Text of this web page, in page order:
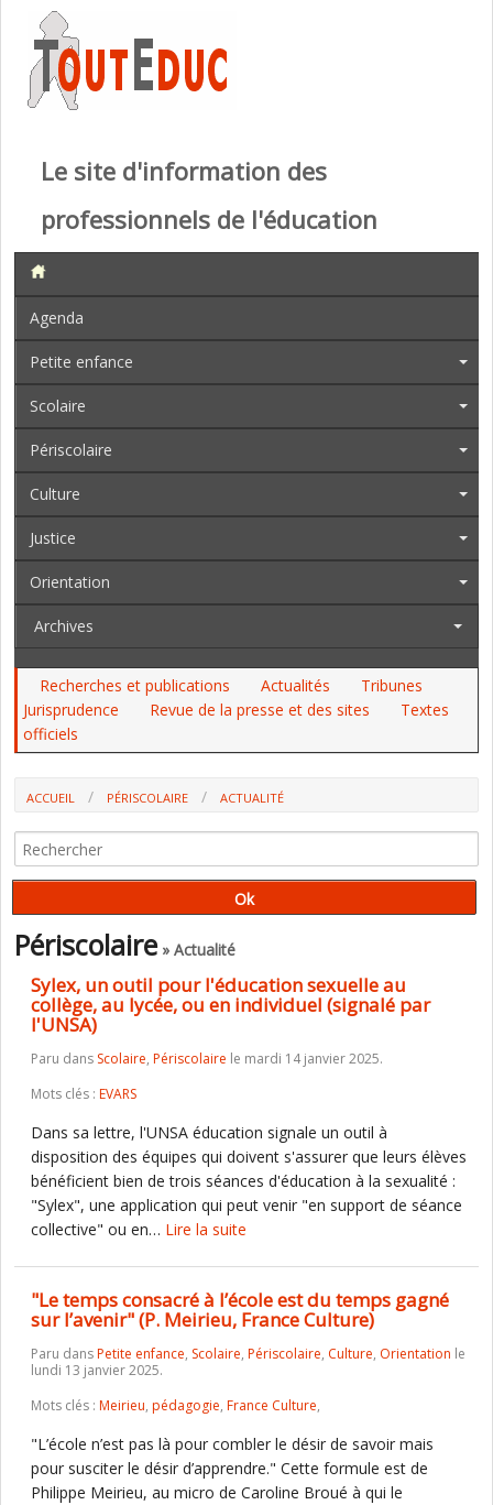
Le site d'information des
professionnels de l'éducation
Agenda
Petite enfance
Scolaire
Périscolaire
Culture
Justice
Orientation
Archives
Recherches et publications Actualités
Tribunes
Jurisprudence
Revue de la presse et des sites
Textes
officiels
ACCUEIL PÉRISCOLAIRE ACTUALITÉ
Périscolaire» Actualité
Sylex, un outil pour l'éducation sexuelle au
collège, au lycée, ou en individuel (signalé par
l'UNSA)
Paru dans Scolaire, Périscolaire le mardi 14 janvier 2025.
Mots clés : EVARS
Dans sa lettre, l'UNSA éducation signale un outil à
disposition des équipes qui doivent s'assurer que leurs élèves
bénéficient bien de trois séances d'éducation à la sexualité :
"Sylex", une application qui peut venir "en support de séance
collective" ou en… Lire la suite
"Le temps consacré à l’école est du temps gagné
sur l’avenir" (P. Meirieu, France Culture)
Paru dansPetite enfance, Scolaire, Périscolaire, Culture, Orientation le
lundi 13 janvier 2025.
Mots clés : Meirieu, pédagogie, France Culture,
"L’école n’est pas là pour combler le désir de savoir mais
pour susciter le désir d’apprendre." Cette formule est de
Philippe Meirieu, au micro de Caroline Broué à qui le